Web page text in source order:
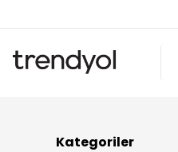
Kategoriler